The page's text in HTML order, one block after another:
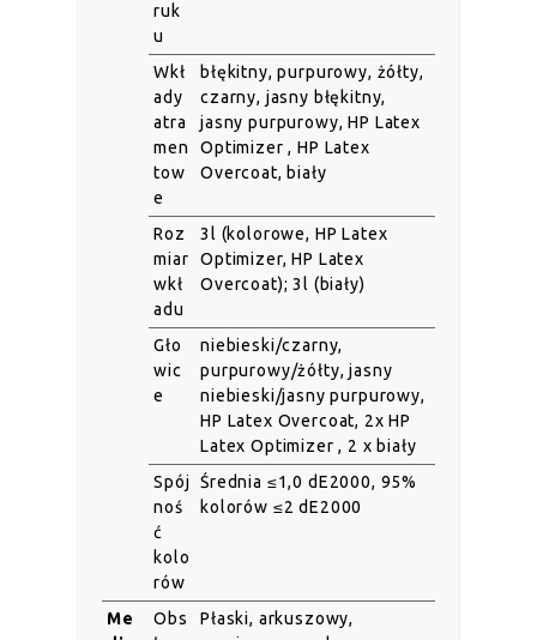
ruk
u
Wkł
ady
atra
men
tow
e
błękitny, purpurowy, żółty,
czarny, jasny błękitny,
jasny purpurowy, HP Latex
Optimizer , HP Latex
Overcoat, biały
Roz
miar
wkł
adu
3l (kolorowe, HP Latex
Optimizer, HP Latex
Overcoat); 3l (biały)
Gło
wic
e
niebieski/czarny,
purpurowy/żółty, jasny
niebieski/jasny purpurowy,
HP Latex Overcoat, 2x HP
Latex Optimizer , 2 x biały
Spój
noś
ć
kolo
rów
Średnia ≤1,0 dE2000, 95%
kolorów ≤2 dE2000
Me
Obs
Płaski, arkuszowy,